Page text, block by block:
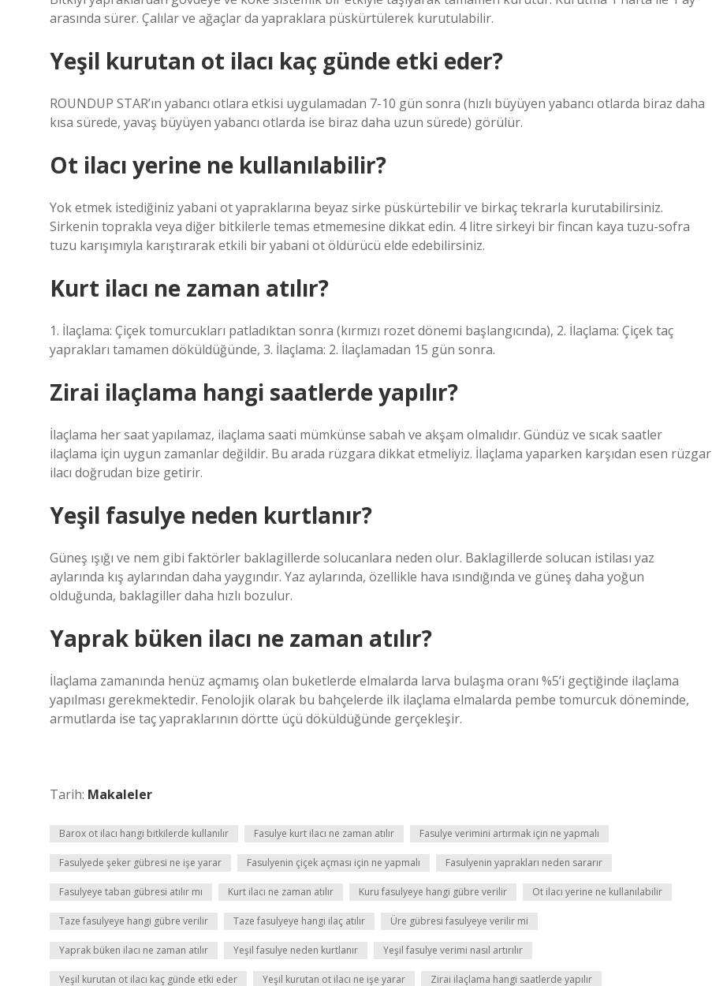
arasında sürer. Çalılar ve ağaçlar da yapraklara püskürtülerek kurutulabilir.
Yeşil kurutan ot ilacı kaç günde etki eder?
ROUNDUP STAR’ın yabancı otlara etkisi uygulamadan 7-10 gün sonra (hızlı büyüyen yabancı otlarda biraz daha
kısa sürede, yavaş büyüyen yabancı otlarda ise biraz daha uzun sürede) görülür.
Ot ilacı yerine ne kullanılabilir?
Yok etmek istediğiniz yabani ot yapraklarına beyaz sirke püskürtebilir ve birkaç tekrarla kurutabilirsiniz.
Sirkenin toprakla veya diğer bitkilerle temas etmemesine dikkat edin. 4 litre sirkeyi bir fincan kaya tuzu-sofra
tuzu karışımıyla karıştırarak etkili bir yabani ot öldürücü elde edebilirsiniz.
Kurt ilacı ne zaman atılır?
1. İlaçlama: Çiçek tomurcukları patladıktan sonra (kırmızı rozet dönemi başlangıcında), 2. İlaçlama: Çiçek taç
yaprakları tamamen döküldüğünde, 3. İlaçlama: 2. İlaçlamadan 15 gün sonra.
Zirai ilaçlama hangi saatlerde yapılır?
İlaçlama her saat yapılamaz, ilaçlama saati mümkünse sabah ve akşam olmalıdır. Gündüz ve sıcak saatler
ilaçlama için uygun zamanlar değildir. Bu arada rüzgara dikkat etmeliyiz. İlaçlama yaparken karşıdan esen rüzgar
ilacı doğrudan bize getirir.
Yeşil fasulye neden kurtlanır?
Güneş ışığı ve nem gibi faktörler baklagillerde solucanlara neden olur. Baklagillerde solucan istilası yaz
aylarında kış aylarından daha yaygındır. Yaz aylarında, özellikle hava ısındığında ve güneş daha yoğun
olduğunda, baklagiller daha hızlı bozulur.
Yaprak büken ilacı ne zaman atılır?
İlaçlama zamanında henüz açmamış olan buketlerde elmalarda larva bulaşma oranı %5’i geçtiğinde ilaçlama
yapılması gerekmektedir. Fenolojik olarak bu bahçelerde ilk ilaçlama elmalarda pembe tomurcuk döneminde,
armutlarda ise taç yapraklarının dörtte üçü döküldüğünde gerçekleşir.
Tarih: Makaleler
Barox ot ilacı hangi bitkilerde kullanılır Fasulye kurt ilacı ne zaman atılır Fasulye verimini artırmak için ne yapmalı
Fasulyede şeker gübresi ne işe yarar Fasulyenin çiçek açması için ne yapmalı Fasulyenin yaprakları neden sararır
Fasulyeye taban gübresi atılır mı Kurt ilacı ne zaman atılır Kuru fasulyeye hangi gübre verilir Ot ilacı yerine ne kullanılabilir
Taze fasulyeye hangi gübre verilir Taze fasulyeye hangi ilaç atılır Üre gübresi fasulyeye verilir mi
Yaprak büken ilacı ne zaman atılır Yeşil fasulye neden kurtlanır Yeşil fasulye verimi nasıl artırılır
Yeşil kurutan ot ilacı kaç günde etki eder Yeşil kurutan ot ilacı ne işe yarar Zirai ilaçlama hangi saatlerde yapılır